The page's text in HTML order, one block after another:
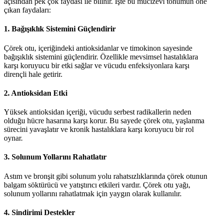
çıkan faydaları:
1. Bağışıklık Sistemini Güçlendirir
Çörek otu, içeriğindeki antioksidanlar ve timokinon sayesinde
bağışıklık sistemini güçlendirir. Özellikle mevsimsel hastalıklara
karşı koruyucu bir etki sağlar ve vücudu enfeksiyonlara karşı
dirençli hale getirir.
2. Antioksidan Etki
Yüksek antioksidan içeriği, vücudu serbest radikallerin neden
olduğu hücre hasarına karşı korur. Bu sayede çörek otu, yaşlanma
sürecini yavaşlatır ve kronik hastalıklara karşı koruyucu bir rol
oynar.
3. Solunum Yollarını Rahatlatır
Astım ve bronşit gibi solunum yolu rahatsızlıklarında çörek otunun
balgam söktürücü ve yatıştırıcı etkileri vardır. Çörek otu yağı,
solunum yollarını rahatlatmak için yaygın olarak kullanılır.
4. Sindirimi Destekler